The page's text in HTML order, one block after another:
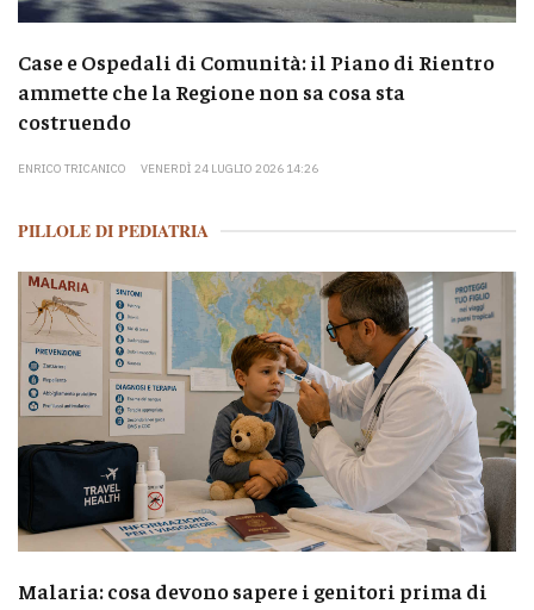
Case e Ospedali di Comunità: il Piano di Rientro
ammette che la Regione non sa cosa sta
costruendo
ENRICO TRICANICO VENERDÌ 24 LUGLIO 2026 14:26
PILLOLE DI PEDIATRIA
Malaria: cosa devono sapere i genitori prima di